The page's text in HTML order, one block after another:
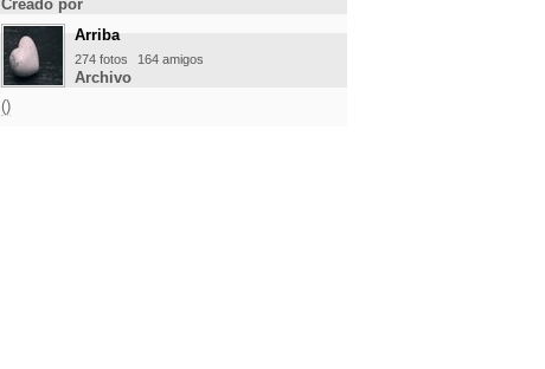
Creado por
Arriba
274 fotos 164 amigos
Archivo
()